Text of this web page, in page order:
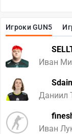
Игроки GUN5
Иван
Даниил
Иван